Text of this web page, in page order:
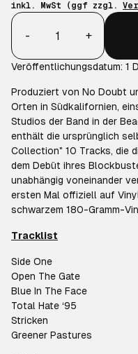
inkl. MwSt (ggf zzgl.
Anzahl
-
+
Veröffentlichungsdatum: 1
Produziert von No Doubt
Orten in Südkalifornien,
Studios der Band in der
enthält die ursprünglich
Collection" 10 Tracks, die
dem Debüt ihres
unabhängig voneinander
ersten Mal offiziell auf
schwarzem 180-Gramm-
Tracklist
Side One
Open The Gate
Blue In The Face
Total Hate ‘95
Stricken
Greener Pastures